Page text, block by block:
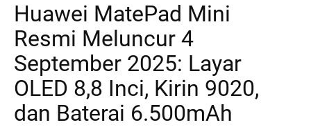
Huawei MatePad Mini
Resmi Meluncur 4
September 2025: Layar
OLED 8,8 Inci, Kirin 9020,
dan Baterai 6.500mAh